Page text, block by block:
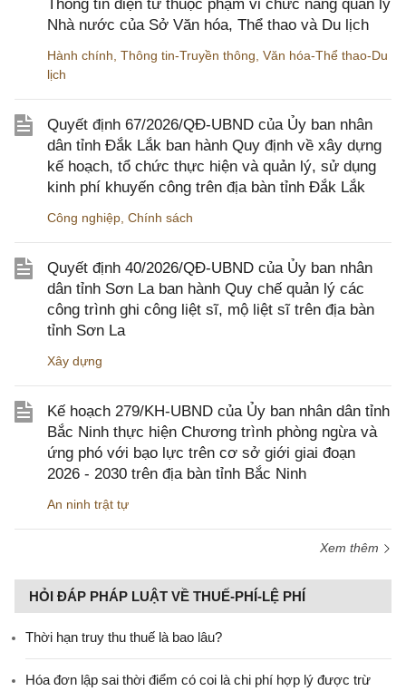
Thông tin điện tử thuộc phạm vi chức năng quản lý
Nhà nước của Sở Văn hóa, Thể thao và Du lịch
Hành chính Thông tin-Truyền thông Văn hóa-Thể thao-Du
lịch
Quyết định 67/2026/QĐ-UBND của Ủy ban nhân
dân tỉnh Đắk Lắk ban hành Quy định về xây dựng
kế hoạch, tổ chức thực hiện và quản lý, sử dụng
kinh phí khuyến công trên địa bàn tỉnh Đắk Lắk
Công nghiệp Chính sách
Quyết định 40/2026/QĐ-UBND của Ủy ban nhân
dân tỉnh Sơn La ban hành Quy chế quản lý các
công trình ghi công liệt sĩ, mộ liệt sĩ trên địa bàn
tỉnh Sơn La
Xây dựng
Kế hoạch 279/KH-UBND của Ủy ban nhân dân tỉnh
Bắc Ninh thực hiện Chương trình phòng ngừa và
ứng phó với bạo lực trên cơ sở giới giai đoạn
2026 - 2030 trên địa bàn tỉnh Bắc Ninh
An ninh trật tự
Xem thêm
HỎI ĐÁP PHÁP LUẬT VỀ THUẾ-PHÍ-LỆ PHÍ
Thời hạn truy thu thuế là bao lâu?
Hóa đơn lập sai thời điểm có coi là chi phí hợp lý được trừ